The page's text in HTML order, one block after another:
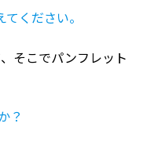
ください。
そこでパンフレット
？